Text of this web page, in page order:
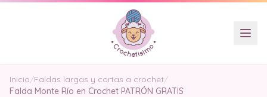
Inicio/Faldas largas y cortas a crochet/
Falda Monte Río en Crochet PATRÓN GRATIS